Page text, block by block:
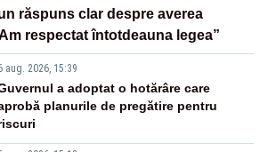
răspuns clar despre averea
respectat întotdeauna legea”
aug. 2026, 15:39
a adoptat o hotărâre care
planurile de pregătire pentru